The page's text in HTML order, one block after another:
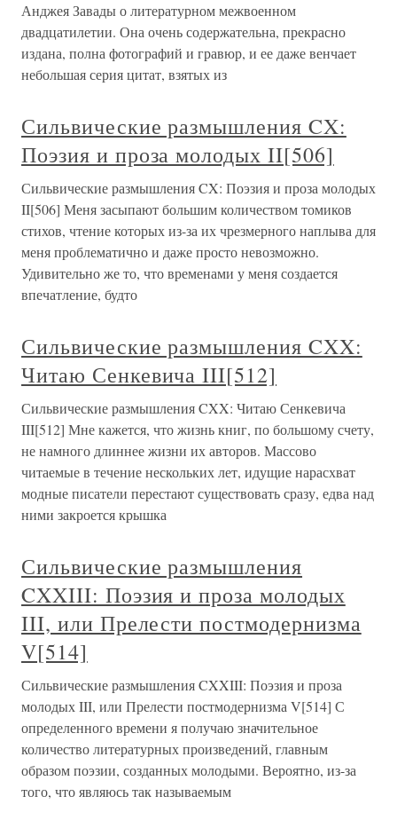
Анджея Завады о литературном межвоенном
двадцатилетии. Она очень содержательна, прекрасно
издана, полна фотографий и гравюр, и ее даже венчает
небольшая серия цитат, взятых из
Сильвические размышления CX:
Поэзия и проза молодых II[506]
Сильвические размышления CX: Поэзия и проза молодых
II[506] Меня засыпают большим количеством томиков
стихов, чтение которых из-за их чрезмерного наплыва для
меня проблематично и даже просто невозможно.
Удивительно же то, что временами у меня создается
впечатление, будто
Сильвические размышления CXX:
Читаю Сенкевича III[512]
Сильвические размышления CXX: Читаю Сенкевича
III[512] Мне кажется, что жизнь книг, по большому счету,
не намного длиннее жизни их авторов. Массово
читаемые в течение нескольких лет, идущие нарасхват
модные писатели перестают существовать сразу, едва над
ними закроется крышка
Сильвические размышления
CXXIII: Поэзия и проза молодых
III, или Прелести постмодернизма
V[514]
Сильвические размышления CXXIII: Поэзия и проза
молодых III, или Прелести постмодернизма V[514] С
определенного времени я получаю значительное
количество литературных произведений, главным
образом поэзии, созданных молодыми. Вероятно, из-за
того, что являюсь так называемым